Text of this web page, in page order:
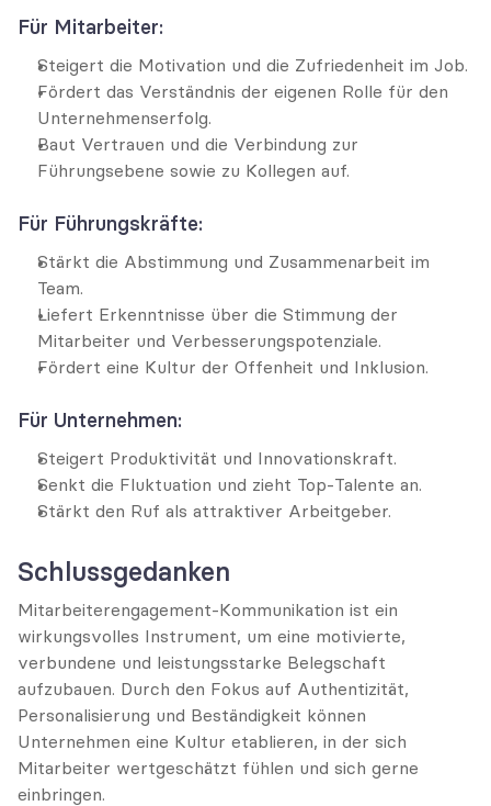
Für Mitarbeiter:
Steigert die Motivation und die Zufriedenheit im Job.
Fördert das Verständnis der eigenen Rolle für den
Unternehmenserfolg.
Baut Vertrauen und die Verbindung zur
Führungsebene sowie zu Kollegen auf.
Für Führungskräfte:
Stärkt die Abstimmung und Zusammenarbeit im
Team.
Liefert Erkenntnisse über die Stimmung der
Mitarbeiter und Verbesserungspotenziale.
Fördert eine Kultur der Offenheit und Inklusion.
Für Unternehmen:
Steigert Produktivität und Innovationskraft.
Senkt die Fluktuation und zieht Top-Talente an.
Stärkt den Ruf als attraktiver Arbeitgeber.
Schlussgedanken
Mitarbeiterengagement-Kommunikation ist ein
wirkungsvolles Instrument, um eine motivierte,
verbundene und leistungsstarke Belegschaft
aufzubauen. Durch den Fokus auf Authentizität,
Personalisierung und Beständigkeit können
Unternehmen eine Kultur etablieren, in der sich
Mitarbeiter wertgeschätzt fühlen und sich gerne
einbringen.